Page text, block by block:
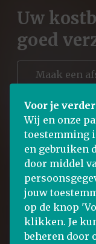
Uw
goed
Maak een
Voor je verder
Wij en onze
toestemming
en gebruiken
door middel
jouw
op de knop
klikken. Je
beheren door